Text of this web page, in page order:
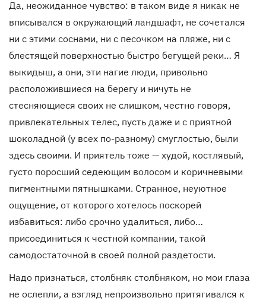
Да, неожиданное чувство: в таком виде я никак не
вписывался в окружающий ландшафт, не сочетался
ни с этими соснами, ни с песочком на пляже, ни с
блестящей поверхностью быстро бегущей реки… Я
выкидыш, а они, эти нагие люди, привольно
расположившиеся на берегу и ничуть не
стесняющиеся своих не слишком, честно говоря,
привлекательных телес, пусть даже и с приятной
шоколадной (у всех по-разному) смуглостью, были
здесь своими. И приятель тоже — худой, костлявый,
густо поросший седеющим волосом и коричневыми
пигментными пятнышками. Странное, неуютное
ощущение, от которого хотелось поскорей
избавиться: либо срочно удалиться, либо…
присоединиться к честной компании, такой
самодостаточной в своей полной раздетости.
Надо признаться, столбняк столбняком, но мои глаза
не ослепли, а взгляд непроизвольно притягивался к